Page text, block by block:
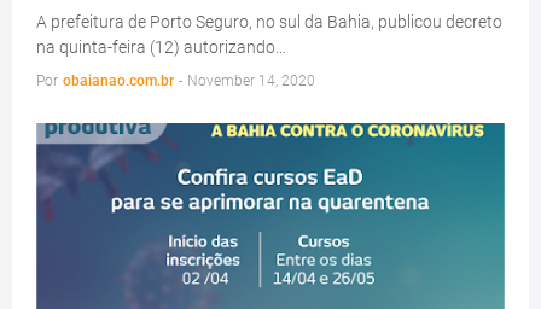
A prefeitura de Porto Seguro, no sul da Bahia, publicou decreto
na quinta-feira (12) autorizando…
Por obaianao.com.br - November 14, 2020